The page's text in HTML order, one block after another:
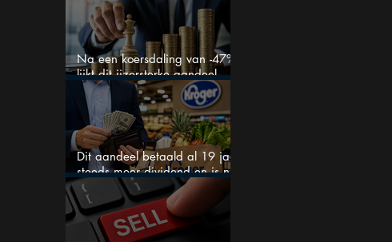
Na een koersdaling van -47%
lijkt dit ijzersterke aandeel
aantrekkelijker dan ooit
Dit aandeel betaald al 19 jaar
steeds meer dividend en is nu
goedkoop